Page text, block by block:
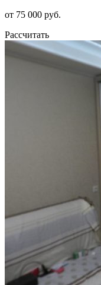
от 75 000 руб.
Рассчитать